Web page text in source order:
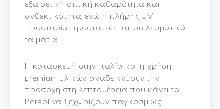
εξαιρετική οπτική καθαρότητα και
ανθεκτικότητα, ενώ η πλήρης UV
προστασία προστατεύει αποτελεσματικά
τα μάτια.
Η κατασκευή στην Ιταλία και η χρήση
premium υλικών αναδεικνύουν την
προσοχή στη λεπτομέρεια που κάνει τα
Persol να ξεχωρίζουν παγκοσμίως.